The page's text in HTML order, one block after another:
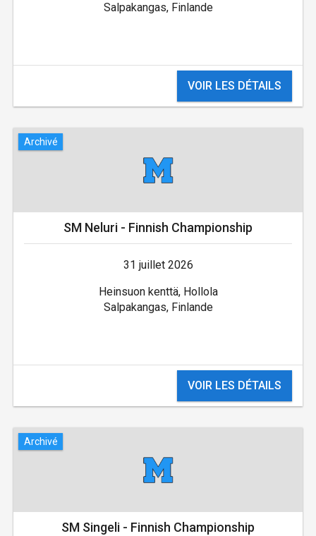
Salpakangas, Finlande
VOIR LES DÉTAILS
Archivé
SM Neluri - Finnish Championship
31 juillet 2026
Heinsuon kenttä, Hollola
Salpakangas, Finlande
VOIR LES DÉTAILS
Archivé
SM Singeli - Finnish Championship